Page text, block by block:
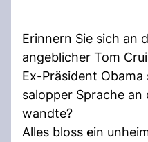
Erinnern Sie sich an
angeblicher Tom
Ex-Präsident
salopper Sprache an
wandte?
Alles bloss ein